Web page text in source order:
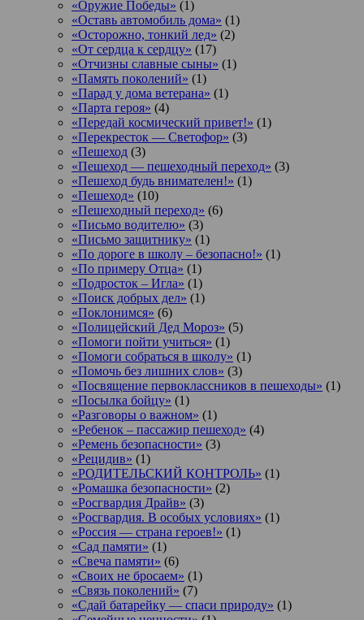
«Оружие Победы» (1)
«Оставь автомобиль дома» (1)
«Осторожно, тонкий лед» (2)
«От сердца к сердцу» (17)
«Отчизны славные сыны» (1)
«Память поколений» (1)
«Парад у дома ветерана» (1)
«Парта героя» (4)
«Передай космический привет!» (1)
«Перекресток — Светофор» (3)
«Пешеход (3)
«Пешеход — пешеходный переход» (3)
«Пешеход будь внимателен!» (1)
«Пешеход» (10)
«Пешеходный переход» (6)
«Письмо водителю» (3)
«Письмо защитнику» (1)
«По дороге в школу – безопасно!» (1)
«По примеру Отца» (1)
«Подросток ‒ Игла» (1)
«Поиск добрых дел» (1)
«Поклонимся» (6)
«Полицейский Дед Мороз» (5)
«Помоги пойти учиться» (1)
«Помоги собраться в школу» (1)
«Помочь без лишних слов» (3)
«Посвящение первоклассников в пешеходы» (1)
«Посылка бойцу» (1)
«Разговоры о важном» (1)
«Ребенок – пассажир пешеход» (4)
«Ремень безопасности» (3)
«Рецидив» (1)
«РОДИТЕЛЬСКИЙ КОНТРОЛЬ» (1)
«Ромашка безопасности» (2)
«Росгвардия Драйв» (3)
«Росгвардия. В особых условиях» (1)
«Россия — страна героев!» (1)
«Сад памяти» (1)
«Свеча памяти» (6)
«Своих не бросаем» (1)
«Связь поколений» (7)
«Сдай батарейку — спаси природу» (1)